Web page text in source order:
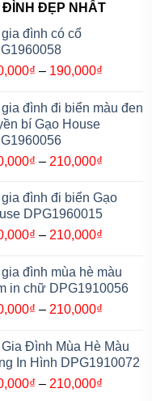
ĐÌNH ĐẸP NHẤT
đình có cổ
₫ – 190,000₫Khoảng
từ
190,000₫
đình đi biển màu đen
bí Gạo House
₫ – 210,000₫Khoảng
từ
120,000₫
đến
đình đi biển Gạo
DPG1960015
₫ – 210,000₫Khoảng
từ
120,000₫
đến
đình mùa hè màu
in chữ DPG1910056
₫ – 210,000₫Khoảng
từ
120,000₫
đến
Đình Mùa Hè Màu
In Hình DPG1910072
₫ – 210,000₫Khoảng